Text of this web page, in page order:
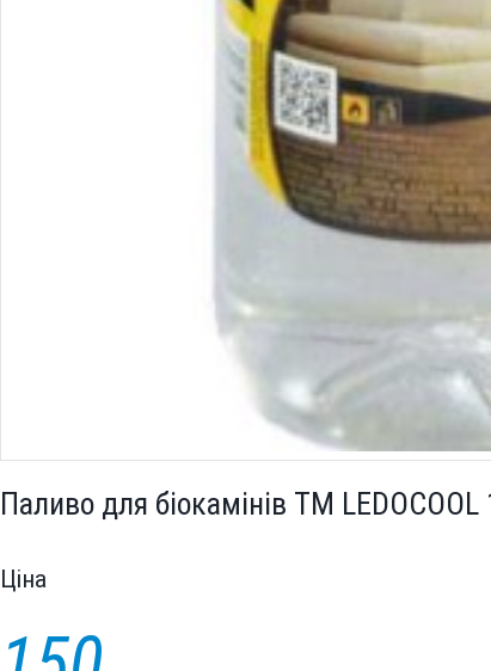
Паливо для біокамінів TM LEDOCOOL
Цiна